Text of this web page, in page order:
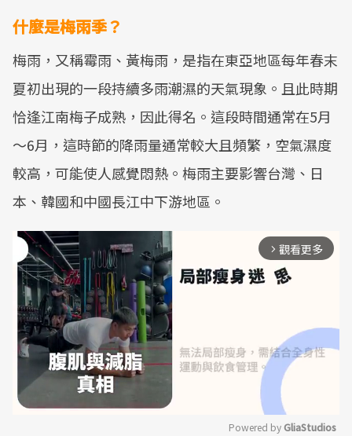
什麼是梅雨季？
梅雨，又稱霉雨、黃梅雨，是指在東亞地區每年春末
夏初出現的一段持續多雨潮濕的天氣現象。且此時期
恰逢江南梅子成熟，因此得名。這段時間通常在5月
～6月，這時節的降雨量通常較大且頻繁，空氣濕度
較高，可能使人感覺悶熱。梅雨主要影響台灣、日
本、韓國和中國長江中下游地區。
arrow_forward_ios 觀看更多
Powered by GliaStudios